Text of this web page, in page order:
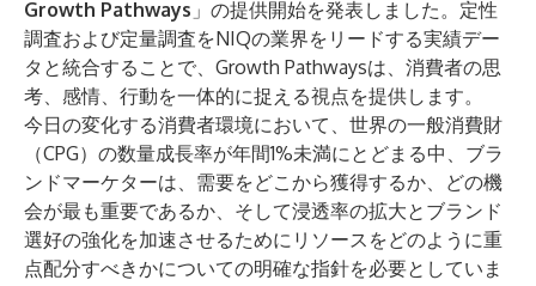
Growth Pathways 」の提供開始を発表しました。定性
調査および定量調査をNIQの業界をリードする実績デー
タと統合することで、Growth Pathwaysは、消費者の思
考、感情、行動を一体的に捉える視点を提供します。
今日の変化する消費者環境において、世界の一般消費財
（CPG）の数量成長率が年間1%未満にとどまる中、ブラ
ンドマーケターは、需要をどこから獲得するか、どの機
会が最も重要であるか、そして浸透率の拡大とブランド
選好の強化を加速させるためにリソースをどのように重
点配分すべきかについての明確な指針を必要としていま